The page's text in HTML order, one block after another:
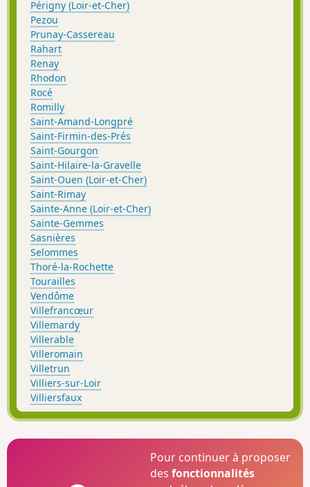
Périgny (Loir-et-Cher)
Pezou
Prunay-Cassereau
Rahart
Renay
Rhodon
Rocé
Romilly
Saint-Amand-Longpré
Saint-Firmin-des-Prés
Saint-Gourgon
Saint-Hilaire-la-Gravelle
Saint-Ouen (Loir-et-Cher)
Saint-Rimay
Sainte-Anne (Loir-et-Cher)
Sainte-Gemmes
Sasnières
Selommes
Thoré-la-Rochette
Tourailles
Vendôme
Villefrancœur
Villemardy
Villerable
Villeromain
Villetrun
Villiers-sur-Loir
Villiersfaux
Pour continuer à proposer
desfonctionnalités